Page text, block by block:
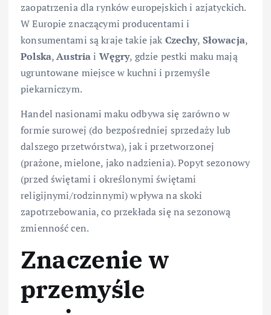
zaopatrzenia dla rynków europejskich i azjatyckich.
W Europie znaczącymi producentami i
konsumentami są kraje takie jak Czechy, Słowacja,
Polska,Austriai Węgry, gdzie pestki maku mają
ugruntowane miejsce w kuchni i przemyśle
piekarniczym.
Handel nasionami maku odbywa się zarówno w
formie surowej (do bezpośredniej sprzedaży lub
dalszego przetwórstwa), jak i przetworzonej
(prażone, mielone, jako nadzienia). Popyt sezonowy
(przed świętami i określonymi świętami
religijnymi/rodzinnymi) wpływa na skoki
zapotrzebowania, co przekłada się na sezonową
zmienność cen.
Znaczenie w
przemyśle